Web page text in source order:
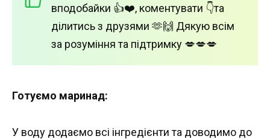
вподобайки 👍❤️, коментувати 👇та
ділитись з друзями 🫶🙌 Дякую всім
за розуміння та підтримку 💋💋💋
Готуємо маринад:
У воду додаємо всі інгредієнти та доводимо до